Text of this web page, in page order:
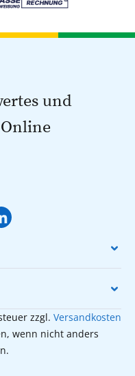
und
zzgl. Versandkosten
wenn nicht anders